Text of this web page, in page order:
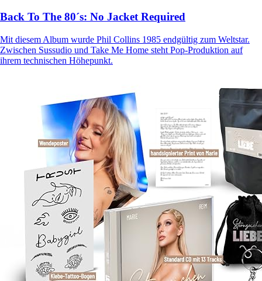
Back To The 80´s: No Jacket Required
Mit diesem Album wurde Phil Collins 1985 endgültig zum Weltstar.
Zwischen Sussudio und Take Me Home steht Pop-Produktion auf
ihrem technischen Höhepunkt.